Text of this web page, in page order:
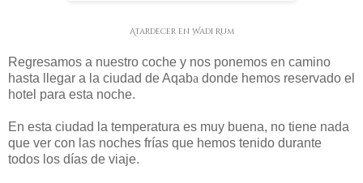
Atardecer en Wadi Rum
Regresamos a nuestro coche y nos ponemos en camino
hasta llegar a la ciudad de Aqaba donde hemos reservado el
hotel para esta noche.
En esta ciudad la temperatura es muy buena, no tiene nada
que ver con las noches frías que hemos tenido durante
todos los días de viaje.